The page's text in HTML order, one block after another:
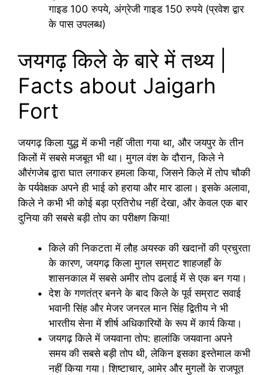
गाइड 100 रुपये, अंग्रेजी गाइड 150 रुपये (प्रवेश द्वार
के पास उपलब्ध)
जयगढ़ किले के बारे में तथ्य |
Facts about Jaigarh
Fort
जयगढ़ किला युद्ध में कभी नहीं जीता गया था, और जयपुर के तीन
किलों में सबसे मजबूत भी था। मुगल वंश के दौरान, किले ने
औरंगजेब द्वारा घात लगाकर हमला किया, जिसने किले में तोप चौकी
के पर्यवेक्षक अपने ही भाई को हराया और मार डाला। इसके अलावा,
किले ने कभी भी कोई बड़ा प्रतिरोध नहीं देखा, और केवल एक बार
दुनिया की सबसे बड़ी तोप का परीक्षण किया!
किले की निकटता में लौह अयस्क की खदानों की प्रचुरता
के कारण, जयगढ़ किला मुगल सम्राट शाहजहाँ के
शासनकाल में सबसे अमीर तोप ढलाई में से एक बन गया।
देश के गणतंत्र बनने के बाद किले के पूर्व सम्राट सवाई
भवानी सिंह और मेजर जनरल मान सिंह द्वितीय ने भी
भारतीय सेना में शीर्ष अधिकारियों के रूप में कार्य किया।
जयगढ़ किले में जयवाना तोप: हालांकि जयवाना अपने
समय की सबसे बड़ी तोप थी, लेकिन इसका इस्तेमाल कभी
नहीं किया गया। शिष्टाचार, आमेर और मुगलों के राजपूत